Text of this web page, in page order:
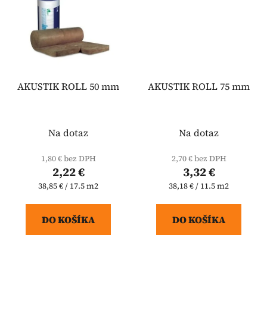
AKUSTIK ROLL 50 mm
Na dotaz
1,80 € bez DPH
2,22 €
Jednotková
38,85 € / 17.5 m2
DO KOŠÍKA
AKUSTIK ROLL 75 mm
Na dotaz
2,70 € bez DPH
3,32 €
Jednotková
38,18 € / 11.5 m2
DO KOŠÍKA